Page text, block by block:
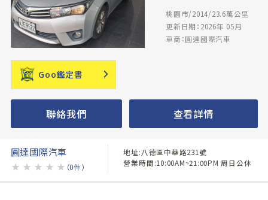
桃園市/2014/23.6萬公里
更新日期：2026年 05月
車商：圓達國際汽車
Goo鑑定書
聯絡我們 查看詳情
圓達國際汽車
★ ★ ★ ★ ★ （0件）
地址:八德區中華路231號
營業時間:10:00AM~21:00PM 周日公休